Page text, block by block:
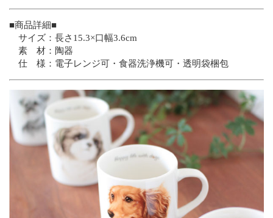
■商品詳細■
サイズ：長さ15.3×口幅3.6cm
素 材：陶器
仕 様：電子レンジ可・食器洗浄機可・透明袋梱包